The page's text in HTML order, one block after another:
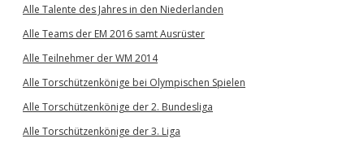
Alle Talente des Jahres in den Niederlanden
Alle Teams der EM 2016 samt Ausrüster
Alle Teilnehmer der WM 2014
Alle Torschützenkönige bei Olympischen Spielen
Alle Torschützenkönige der 2. Bundesliga
Alle Torschützenkönige der 3. Liga